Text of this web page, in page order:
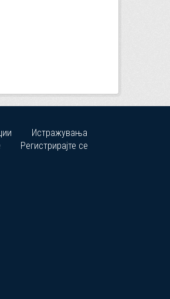
Истражувања
Регистрирајте се